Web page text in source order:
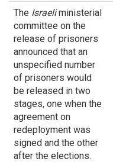
The Israeliministerial
committee on the
release of prisoners
announced that an
unspecified number
of prisoners would
be released in two
stages, one when the
agreement on
redeployment was
signed and the other
after the elections.